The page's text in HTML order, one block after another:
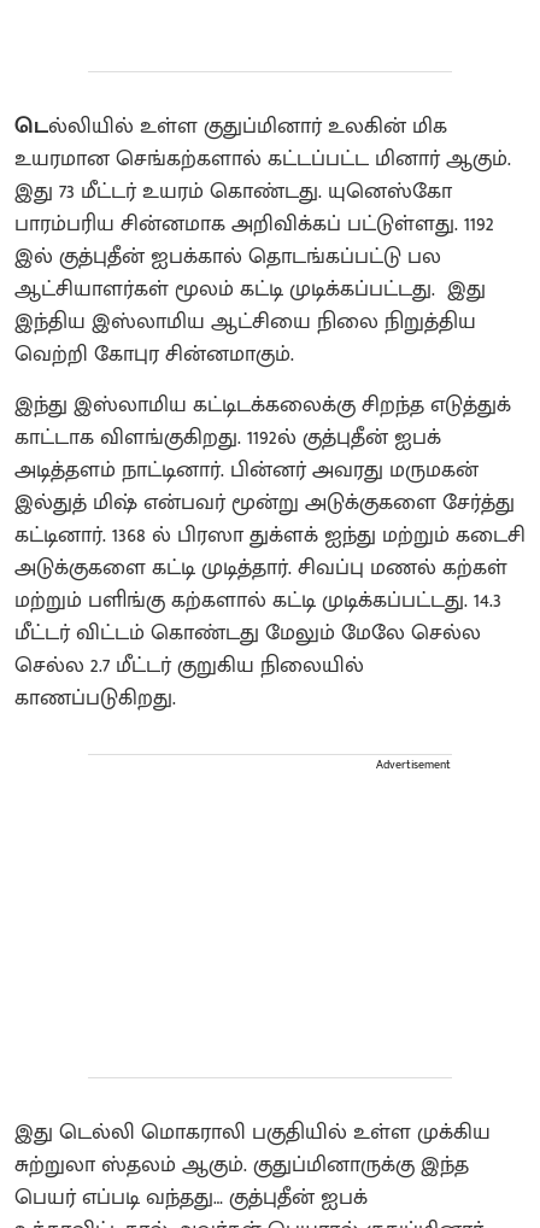
டெல்லியில் உள்ள குதுப்மினார் உலகின் மிக
உயரமான செங்கற்களால் கட்டப்பட்ட மினார் ஆகும்.
இது 73 மீட்டர் உயரம் கொண்டது. யுனெஸ்கோ
பாரம்பரிய சின்னமாக அறிவிக்கப் பட்டுள்ளது. 1192
இல் குத்புதீன் ஐபக்கால் தொடங்கப்பட்டு பல
ஆட்சியாளர்கள் மூலம் கட்டி முடிக்கப்பட்டது. இது
இந்திய இஸ்லாமிய ஆட்சியை நிலை நிறுத்திய
வெற்றி கோபுர சின்னமாகும்.
இந்து இஸ்லாமிய கட்டிடக்கலைக்கு சிறந்த எடுத்துக்
காட்டாக விளங்குகிறது. 1192ல் குத்புதீன் ஐபக்
அடித்தளம் நாட்டினார். பின்னர் அவரது மருமகன்
இல்துத் மிஷ் என்பவர் மூன்று அடுக்குகளை சேர்த்து
கட்டினார். 1368 ல் பிரஸா துக்ளக் ஐந்து மற்றும் கடைசி
அடுக்குகளை கட்டி முடித்தார். சிவப்பு மணல் கற்கள்
மற்றும் பளிங்கு கற்களால் கட்டி முடிக்கப்பட்டது. 14.3
மீட்டர் விட்டம் கொண்டது மேலும் மேலே செல்ல
செல்ல 2.7 மீட்டர் குறுகிய நிலையில்
காணப்படுகிறது.
Advertisement
இது டெல்லி மொகராலி பகுதியில் உள்ள முக்கிய
சுற்றுலா ஸ்தலம் ஆகும். குதுப்மினாருக்கு இந்த
பெயர் எப்படி வந்தது… குத்புதீன் ஐபக்